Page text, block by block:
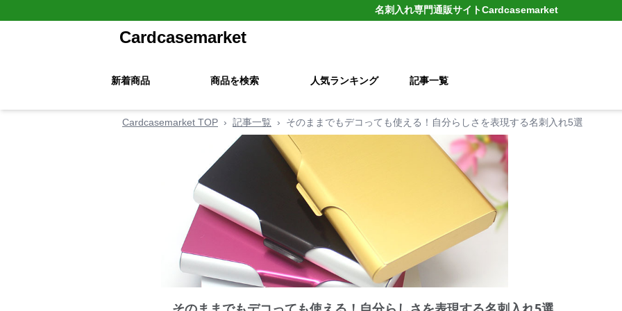
名刺入れ専門通販サイトCardcasemarket
Cardcasemarket
新着商品 商品を検索 人気ランキング 記事一覧
Cardcasemarket TOP › 記事一覧 › そのままでもデコっても使える！自分らしさを表現する名刺入れ5選